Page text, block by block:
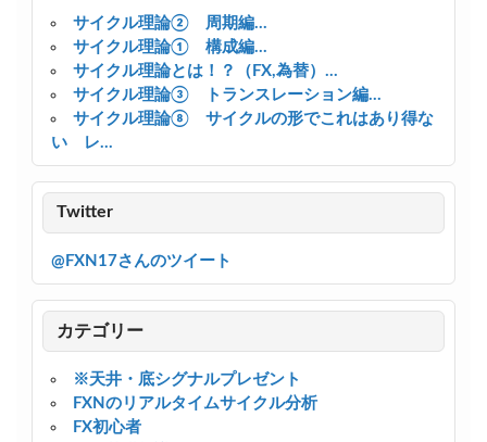
サイクル理論② 周期編...
サイクル理論① 構成編...
サイクル理論とは！？（FX,為替）...
サイクル理論③ トランスレーション編...
サイクル理論⑧ サイクルの形でこれはあり得な
い レ...
Twitter
@FXN17さんのツイート
カテゴリー
※天井・底シグナルプレゼント
FXNのリアルタイムサイクル分析
FX初心者